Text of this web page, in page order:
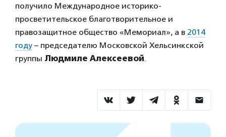
получило Международное историко-
просветительское благотворительное и
правозащитное общество «Мемориал», а в 2014
году – председателю Московской Хельсинкской
группы Людмиле Алексеевой.